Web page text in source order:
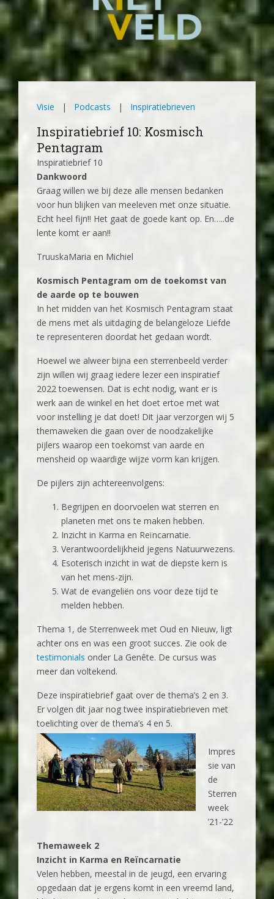
Visie | Podcasts | Inspiratiebrieven
Inspiratiebrief 10: Kosmisch
Pentagram
‍Inspiratiebrief 10
Dankwoord
Graag willen we bij deze alle mensen bedanken
voor hun blijken van meeleven met onze situatie.
Echt heel fijn!! Het gaat de goede kant op. En…..de
lente komt er aan!!
TruuskaMaria en Michiel
Kosmisch Pentagram om de toekomst van
de aarde op te bouwen
‍In het midden van het Kosmisch Pentagram staat
de mens met als uitdaging de belangeloze Liefde
te representeren doordat het gedaan wordt.
Hoewel we alweer bijna een sterrenbeeld verder
zijn willen wij graag iedere lezer een inspiratief
2022 toewensen. Dat is echt nodig, want er is
werk aan de winkel en het doet ertoe met wat
voor instelling je dat doet! Dit jaar verzorgen wij 5
themaweken die gaan over de noodzakelijke
pijlers waarop een toekomst van aarde en
mensheid op waardige wijze vorm kan krijgen.
De pijlers zijn achtereenvolgens:
Begrijpen en doorvoelen wat sterren en
planeten met ons te maken hebben.
Inzicht in Karma en Reïncarnatie.
Verantwoordelijkheid jegens Natuurwezens.
Esoterisch inzicht in wat de diepste kern is
van het mens-zijn.
Wat de evangeliën ons voor deze tijd te
melden hebben.
Thema 1, de Sterrenweek met Oud en Nieuw, ligt
achter ons en was een groot succes. Zie ook de
testimonials onder La Genête. De cursus was
meer dan voltekend.
Deze inspiratiebrief gaat over de thema’s 2 en 3.
Er volgen dit jaar nog twee inspiratiebrieven met
toelichting over de thema’s 4 en 5.
Impres
sie van
de
Sterren
week
’21-’22
Themaweek 2
Inzicht in Karma en Reïncarnatie
Velen hebben, meestal in de jeugd, een ervaring
opgedaan dat je ergens komt in een vreemd land,